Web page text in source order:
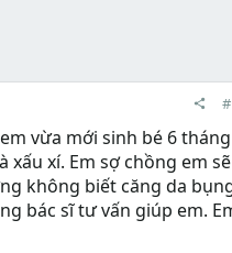
vừa mới sinh bé 6
xí. Em sợ chồng em sẽ
không biết căng da
bác sĩ tư vấn giúp em.